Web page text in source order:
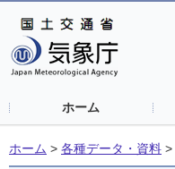
ホーム
ホーム > 各種データ・資料 >